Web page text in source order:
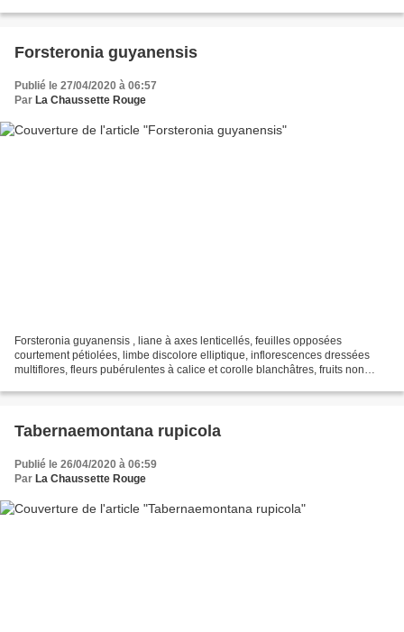
Forsteronia guyanensis
Publié le 27/04/2020 à 06:57
Par La Chaussette Rouge
Forsteronia guyanensis , liane à axes lenticellés, feuilles opposées
courtement pétiolées, limbe discolore elliptique, inflorescences dressées
multiflores, fleurs pubérulentes à calice et corolle blanchâtres, fruits non
Tabernaemontana rupicola
Publié le 26/04/2020 à 06:59
Par La Chaussette Rouge